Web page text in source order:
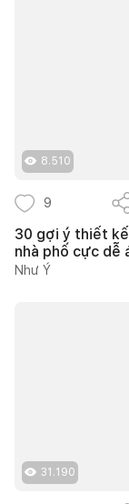
8.510
9
30 gợi ý thiết
nhà phố cực dễ
Như Ý
31.190